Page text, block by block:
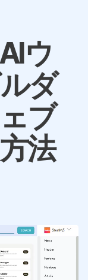
ウ
ダ
ブ
法